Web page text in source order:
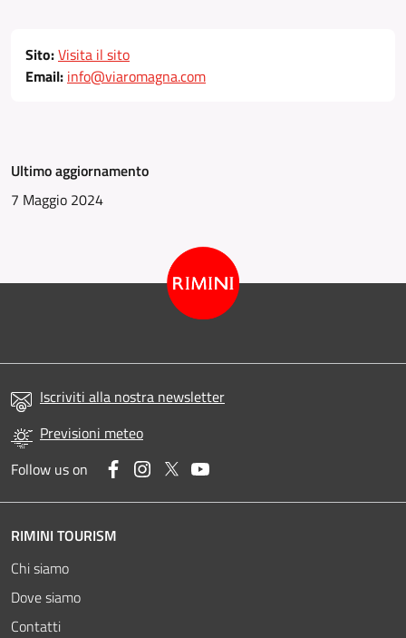
Sito:Visita il sito
Email: info@viaromagna.com
Ultimo aggiornamento
7 Maggio 2024
Iscriviti alla nostra newsletter
Previsioni meteo
Follow us on
FacebookInstagram
Twitter
RIMINI TOURISM
Chi siamo
Dove siamo
Contatti